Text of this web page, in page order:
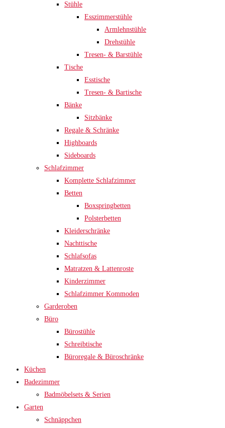
Stühle
Esszimmerstühle
Armlehnstühle
Drehstühle
Tresen- & Barstühle
Tische
Esstische
Tresen- & Bartische
Bänke
Sitzbänke
Regale & Schränke
Highboards
Sideboards
Schlafzimmer
Komplette Schlafzimmer
Betten
Boxspringbetten
Polsterbetten
Kleiderschränke
Nachttische
Schlafsofas
Matratzen & Lattenroste
Kinderzimmer
Schlafzimmer Kommoden
Garderoben
Büro
Bürostühle
Schreibtische
Büroregale & Büroschränke
Küchen
Badezimmer
Badmöbelsets & Serien
Garten
Schnäppchen